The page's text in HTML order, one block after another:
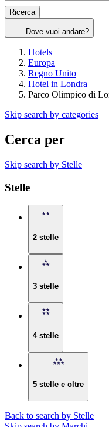
Ricerca
Dove vuoi andare?
Hotels
Europa
Regno Unito
Hotel in Londra
Parco Olimpico di
Skip search by categories
Cerca per
Skip search by Stelle
Stelle
2 stelle
3 stelle
4 stelle
5 stelle e oltre
Back to search by Stelle